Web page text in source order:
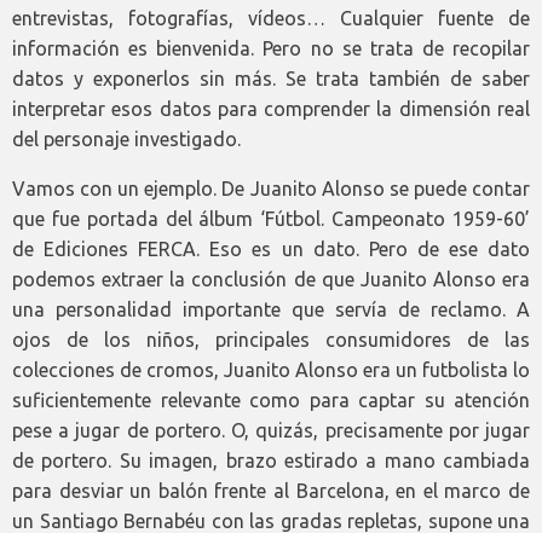
entrevistas, fotografías, vídeos… Cualquier fuente de
información es bienvenida. Pero no se trata de recopilar
datos y exponerlos sin más. Se trata también de saber
interpretar esos datos para comprender la dimensión real
del personaje investigado.
Vamos con un ejemplo. De Juanito Alonso se puede contar
que fue portada del álbum ‘Fútbol. Campeonato 1959-60’
de Ediciones FERCA. Eso es un dato. Pero de ese dato
podemos extraer la conclusión de que Juanito Alonso era
una personalidad importante que servía de reclamo. A
ojos de los niños, principales consumidores de las
colecciones de cromos, Juanito Alonso era un futbolista lo
suficientemente relevante como para captar su atención
pese a jugar de portero. O, quizás, precisamente por jugar
de portero. Su imagen, brazo estirado a mano cambiada
para desviar un balón frente al Barcelona, en el marco de
un Santiago Bernabéu con las gradas repletas, supone una